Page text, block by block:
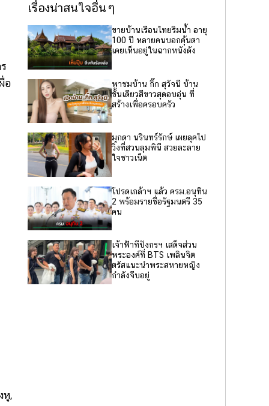
อ
หู,
เรื่องน่าสนใจอื่นๆ
ขายบ้านเรือนไทยริมน้ำ อายุ
100 ปี หลายคนบอกคุ้นตา
เคยเห็นอยู่ในฉากหนังดัง
พาชมบ้าน กิ๊ก สุวัจนี บ้าน
ชั้นเดียวสีขาวสุดอบอุ่น ที่
สร้างเพื่อครอบครัว
มุกดา นรินทร์รักษ์ เผยลุคไป
วิ่งที่สวนลุมพินี สวยละลาย
ใจชาวเน็ต
โปรดเกล้าฯ แล้ว ครม.อนุทิน
2 พร้อมรายชื่อรัฐมนตรี 35
คน
เจ้าฟ้าทีปังกรฯ เสด็จส่วน
พระองค์ที่ BTS เพลินจิต
ตรัสแนะนำพระสหายหญิง
กำลังจีบอยู่